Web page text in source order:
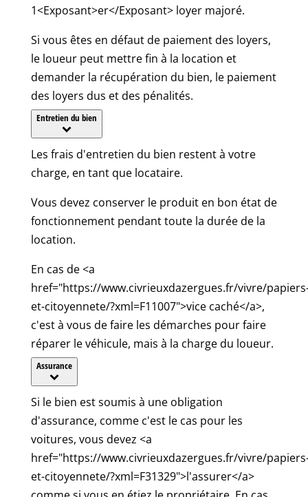
1<Exposant>er</Exposant> loyer majoré.
Si vous êtes en défaut de paiement des loyers,
le loueur peut mettre fin à la location et
demander la récupération du bien, le paiement
des loyers dus et des pénalités.
Entretien du bien
Les frais d'entretien du bien restent à votre
charge, en tant que locataire.
Vous devez conserver le produit en bon état de
fonctionnement pendant toute la durée de la
location.
En cas de <a
href="https://www.civrieuxdazergues.fr/vivre/
et-citoyennete/?xml=F11007">vice caché</a>,
c'est à vous de faire les démarches pour faire
réparer le véhicule, mais à la charge du loueur.
Assurance
Si le bien est soumis à une obligation
d'assurance, comme c'est le cas pour les
voitures, vous devez <a
href="https://www.civrieuxdazergues.fr/vivre/
et-citoyennete/?xml=F31329">l'assurer</a>